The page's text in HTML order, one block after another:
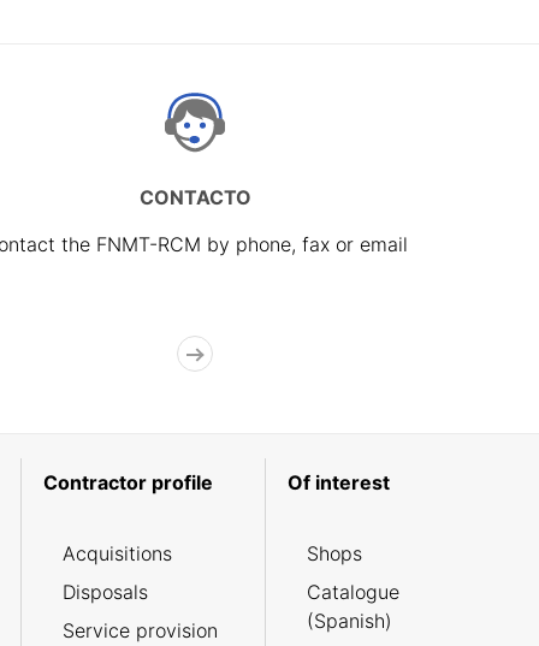
CONTACTO
the FNMT-RCM by phone, fax or email
Contractor profile
Acquisitions
Disposals
Service provision
Of interest
Shops
Catalogue
(Spanish)